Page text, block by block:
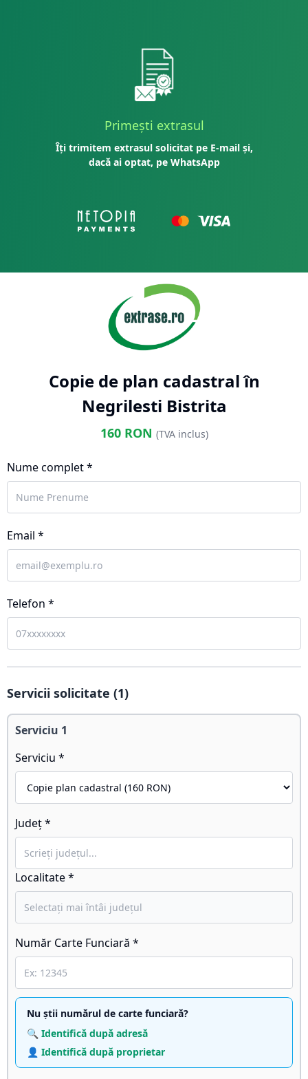
Primești extrasul
Îți trimitem extrasul solicitat pe E-mail și,
dacă ai optat, pe WhatsApp
Copie de plan cadastral în
Negrilesti Bistrita
160RON (TVA inclus)
Nume complet *
Email *
Telefon *
Servicii solicitate (1)
Serviciu 1
Serviciu *
Județ *
Localitate *
Număr Carte Funciară *
Nu știi numărul de carte funciară?
🔍 Identifică după adresă
👤 Identifică după proprietar